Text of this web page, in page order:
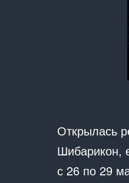
Открылась
Шибарикон,
с 26 по 29